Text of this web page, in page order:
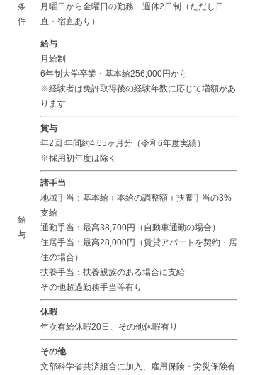
条
件
月曜日から金曜日の勤務 週休2日制（ただし日
直・宿直あり）
給
与
給与
月給制
6年制大学卒業・基本給256,000円から
※経験者は免許取得後の経験年数に応じて増額があ
ります
賞与
年2回 年間約4.65ヶ月分（令和6年度実績）
※採用初年度は除く
諸手当
地域手当：基本給＋本給の調整額＋扶養手当の3%
支給
通勤手当：最高38,700円（自動車通勤の場合）
住居手当：最高28,000円（賃貸アパートを契約・居
住の場合）
扶養手当：扶養親族のある場合に支給
その他超過勤務手当等有り
休暇
年次有給休暇20日、その他休暇有り
その他
文部科学省共済組合に加入、雇用保険・労災保険有